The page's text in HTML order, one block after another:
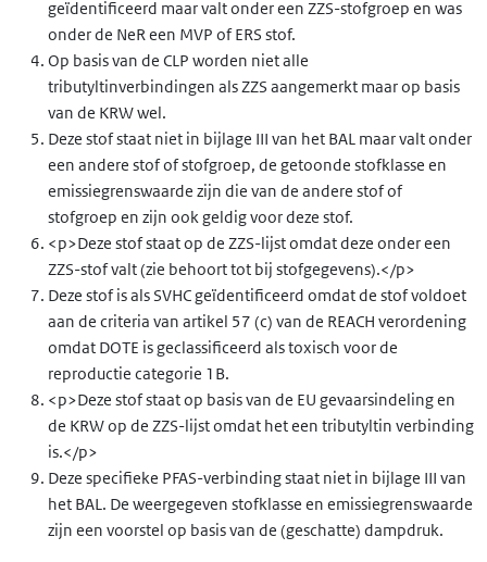
611168-63-9 689-502-4
118486-94-5 629-205-9
205371-27-3 625-510-6
153435-63-3 687-738-2
145483-63-2 687-043-4
1008756-65-7 685-903-3
189083-81-6 623-183-4
889672-73-5 663-233-2
155191-68-7 630-868-1
263698-99-3 686-993-7
geïdentificeerd maar valt onder een ZZS-stofgroep en was
onder de NeR een MVP of ERS stof.
Op basis van de CLP worden niet alle
tributyltinverbindingen als ZZS aangemerkt maar op basis
van de KRW wel.
Deze stof staat niet in bijlage III van het BAL maar valt onder
een andere stof of stofgroep, de getoonde stofklasse en
emissiegrenswaarde zijn die van de andere stof of
stofgroep en zijn ook geldig voor deze stof.
<p>Deze stof staat op de ZZS-lijst omdat deze onder een
ZZS-stof valt (zie behoort tot bij stofgegevens).</p>
Deze stof is als SVHC geïdentificeerd omdat de stof voldoet
aan de criteria van artikel 57 (c) van de REACH verordening
omdat DOTE is geclassificeerd als toxisch voor de
reproductie categorie 1B.
<p>Deze stof staat op basis van de EU gevaarsindeling en
de KRW op de ZZS-lijst omdat het een tributyltin verbinding
is.</p>
Deze specifieke PFAS-verbinding staat niet in bijlage III van
het BAL. De weergegeven stofklasse en emissiegrenswaarde
zijn een voorstel op basis van de (geschatte) dampdruk.